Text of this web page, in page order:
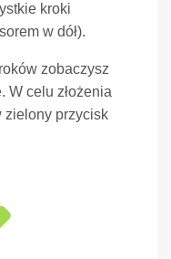
kroki
w dół).
zobaczysz
W celu złożenia
zielony przycisk